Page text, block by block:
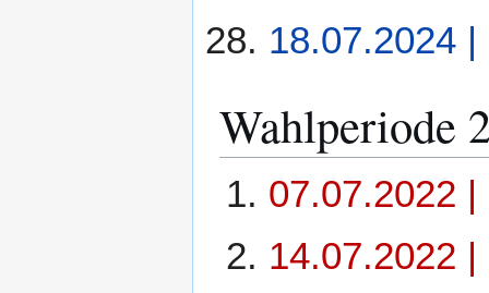
18.07.2024
Wahlperiode
07.07.2022
14.07.2022